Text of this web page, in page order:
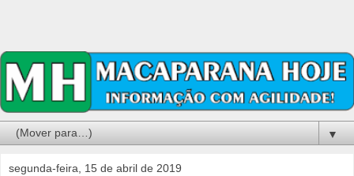
▼
segunda-feira, 15 de abril de 2019